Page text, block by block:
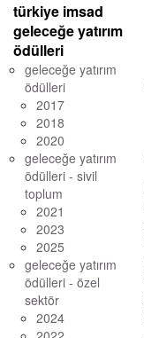
türkiye imsad
geleceğe yatırım
ödülleri
geleceğe yatırım
ödülleri
2017
2018
2020
geleceğe yatırım
ödülleri - sivil
toplum
2021
2023
2025
geleceğe yatırım
ödülleri - özel
sektör
2024